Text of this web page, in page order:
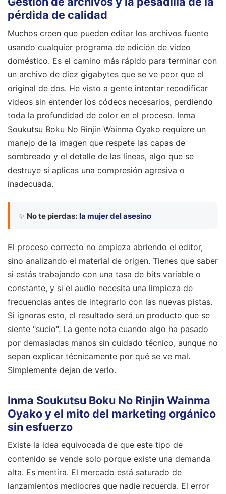
pérdida de calidad
Muchos creen que pueden editar los archivos fuente
usando cualquier programa de edición de video
doméstico. Es el camino más rápido para terminar con
un archivo de diez gigabytes que se ve peor que el
original de dos. He visto a gente intentar recodificar
videos sin entender los códecs necesarios, perdiendo
toda la profundidad de color en el proceso. Inma
Soukutsu Boku No Rinjin Wainma Oyako requiere un
manejo de la imagen que respete las capas de
sombreado y el detalle de las líneas, algo que se
destruye si aplicas una compresión agresiva o
inadecuada.
✨ No te pierdas: la mujer del asesino
El proceso correcto no empieza abriendo el editor,
sino analizando el material de origen. Tienes que saber
si estás trabajando con una tasa de bits variable o
constante, y si el audio necesita una limpieza de
frecuencias antes de integrarlo con las nuevas pistas.
Si ignoras esto, el resultado será un producto que se
siente "sucio". La gente nota cuando algo ha pasado
por demasiadas manos sin cuidado técnico, aunque no
sepan explicar técnicamente por qué se ve mal.
Simplemente dejan de verlo.
Inma Soukutsu Boku No Rinjin Wainma
Oyako y el mito del marketing orgánico
sin esfuerzo
Existe la idea equivocada de que este tipo de
contenido se vende solo porque existe una demanda
alta. Es mentira. El mercado está saturado de
lanzamientos mediocres que nadie recuerda. El error